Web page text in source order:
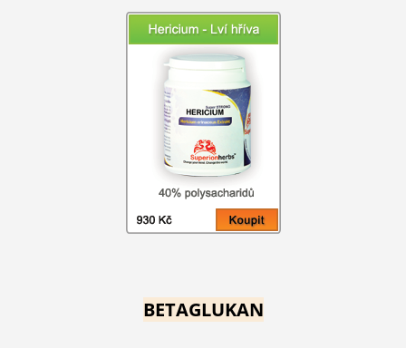
BETAGLUKAN